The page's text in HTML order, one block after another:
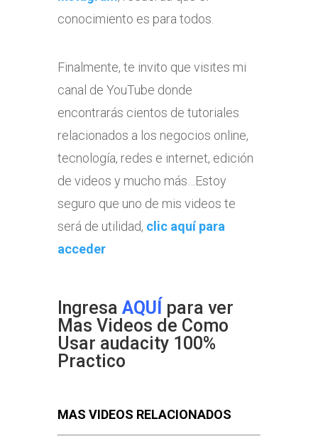
conocimiento es para todos.
Finalmente, te invito que visites mi
canal de YouTube donde
encontrarás cientos de tutoriales
relacionados a los negocios online,
tecnología, redes e internet, edición
de videos y mucho más…Estoy
seguro que uno de mis videos te
será de utilidad, clic aquí para
acceder
Ingresa AQUÍ para ver
Mas Videos de Como
Usar audacity 100%
Practico
MAS VIDEOS RELACIONADOS